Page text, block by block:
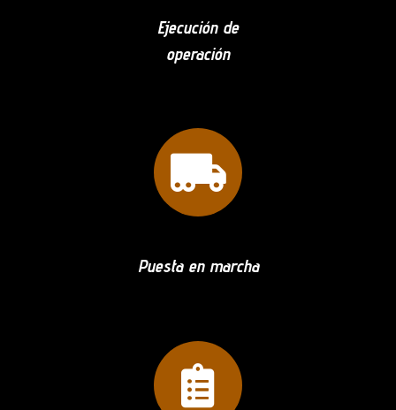
Ejecución de
operación
Puesta en marcha